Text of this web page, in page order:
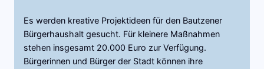
Es werden kreative Projektideen für den Bautzener
Bürgerhaushalt gesucht. Für kleinere Maßnahmen
stehen insgesamt 20.000 Euro zur Verfügung.
Bürgerinnen und Bürger der Stadt können ihre